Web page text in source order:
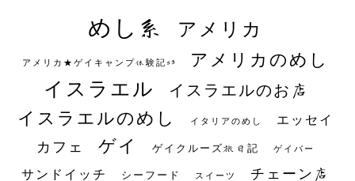
めし系 アメリカ
アメリカ★ゲイキャンプ体験記S3 アメリカのめし
イスラエル イスラエルのお店
イスラエルのめし イタリアのめし エッセイ
カフェ ゲイ ゲイクルーズ旅日記 ゲイバー
サンドイッチ シーフード スイーツ チェーン店